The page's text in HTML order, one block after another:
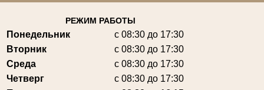
РЕЖИМ РАБОТЫ
Понедельник
с 08:30 до 17:30
Вторник
с 08:30 до 17:30
Среда
с 08:30 до 17:30
Четверг
с 08:30 до 17:30